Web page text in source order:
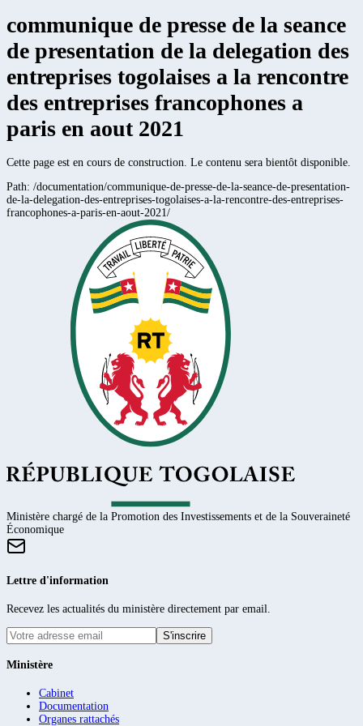
communique de presse de la seance
de presentation de la delegation des
entreprises togolaises a la rencontre
des entreprises francophones a
paris en aout 2021
Cette page est en cours de construction. Le contenu sera bientôt disponible.
Path: /documentation/communique-de-presse-de-la-seance-de-presentation-
de-la-delegation-des-entreprises-togolaises-a-la-rencontre-des-entreprises-
francophones-a-paris-en-aout-2021/
Ministère chargé de la Promotion des Investissements et de la Souveraineté
Économique
Lettre d'information
Recevez les actualités du ministère directement par email.
S'inscrire
Ministère
Cabinet
Documentation
Organes rattachés